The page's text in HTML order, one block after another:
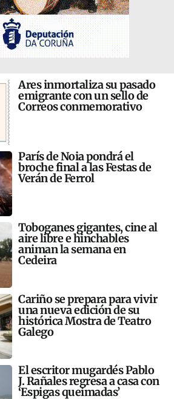
Ares inmortaliza su pasado
emigrante con un sello de
Correos conmemorativo
París de Noia pondrá el
broche final a las Festas de
Verán de Ferrol
Toboganes gigantes, cine al
aire libre e hinchables
animan la semana en
Cedeira
Cariño se prepara para vivir
una nueva edición de su
histórica Mostra de Teatro
Galego
El escritor mugardés Pablo
J. Rañales regresa a casa con
‘Espigas queimadas’